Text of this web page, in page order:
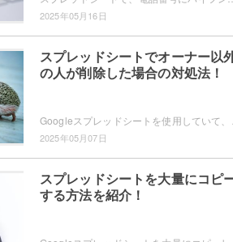
2025年05月16日
スプレッドシートでオーナー以
の人が削除した場合の対処法！
2025年05月07日
スプレッドシートを大量にコピ
する方法を紹介！